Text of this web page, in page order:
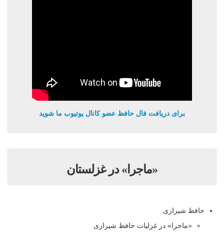
برای دریافت فال حافظ عضو کانال یوتیوب ما شوید
«ماجرا» در غزلستان
حافظ شیرازی
«ماجرا» در غزلیات حافظ شیرازی